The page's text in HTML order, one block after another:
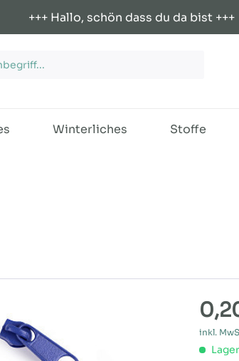
+++ Hallo, schön dass du da bist +++
Winterliches Stoffe
inkl.